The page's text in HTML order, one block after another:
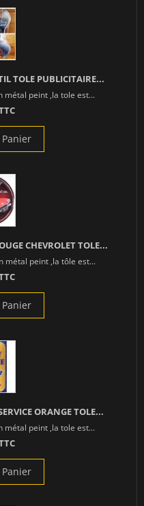
TOLE PUBLICITAIRE...
métal peint ,la tole est...
CHEVROLET TOLE...
métal peint ,la tôle est...
ORANGE TOLE...
métal peint ,la tole est...